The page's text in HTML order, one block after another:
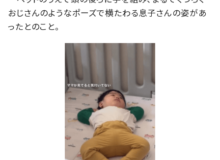
おじさんのようなポーズで横たわる息子さんの姿があ
ったとのこと。